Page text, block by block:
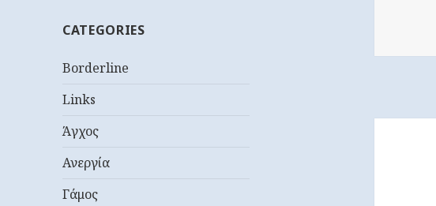
CATEGORIES
Borderline
Links
Άγχος
Ανεργία
Γάμος